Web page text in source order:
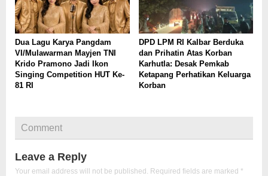
Dua Lagu Karya Pangdam
VI/Mulawarman Mayjen TNI
Krido Pramono Jadi Ikon
Singing Competition HUT Ke-
81 RI
DPD LPM RI Kalbar Berduka
dan Prihatin Atas Korban
Karhutla: Desak Pemkab
Ketapang Perhatikan Keluarga
Korban
Comment
Leave a Reply
Your email address will not be published. Required fields are marked *